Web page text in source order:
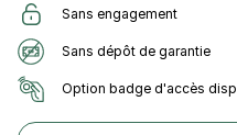
Sans engagement
Sans dépôt de garantie
Option badge d'accès